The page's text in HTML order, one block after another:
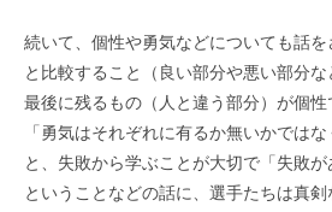
続いて、個性や勇気などについても話
と比較すること（良い部分や悪い部分
最後に残るもの（人と違う部分）が個性
「勇気はそれぞれに有るか無いかでは
と、失敗から学ぶことが大切で「失敗が
ということなどの話に、選手たちは真